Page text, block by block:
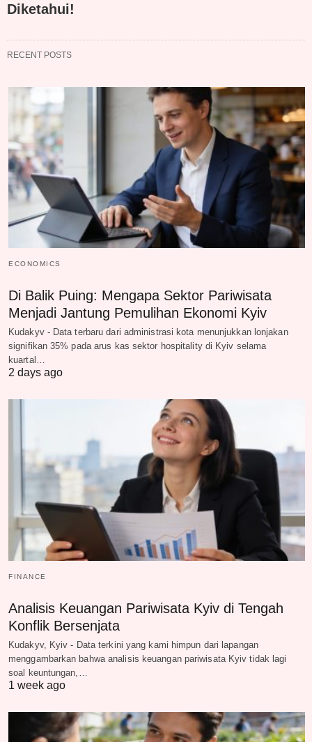
Diketahui!
RECENT POSTS
ECONOMICS
Di Balik Puing: Mengapa Sektor Pariwisata
Menjadi Jantung Pemulihan Ekonomi Kyiv
Kudakyv - Data terbaru dari administrasi kota menunjukkan lonjakan
signifikan 35% pada arus kas sektor hospitality di Kyiv selama
kuartal…
2 days ago
FINANCE
Analisis Keuangan Pariwisata Kyiv di Tengah
Konflik Bersenjata
Kudakyv, Kyiv - Data terkini yang kami himpun dari lapangan
menggambarkan bahwa analisis keuangan pariwisata Kyiv tidak lagi
soal keuntungan,…
1 week ago